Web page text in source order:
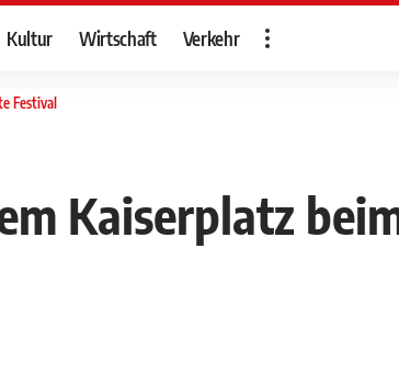
Kultur Wirtschaft Verkehr
Festival
Kaiserplatz